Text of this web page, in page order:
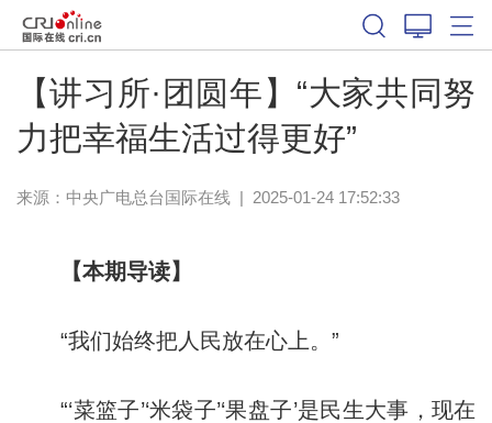
【讲习所·团圆年】“大家共同努
力把幸福生活过得更好”
来源：中央广电总台国际在线| 2025-01-24 17:52:33
【本期导读】
“我们始终把人民放在心上。”
“‘菜篮子’‘米袋子’‘果盘子’是民生大事，现在